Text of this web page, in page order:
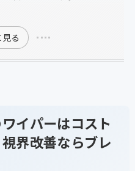
る
イパーはコスト
界改善ならブレ